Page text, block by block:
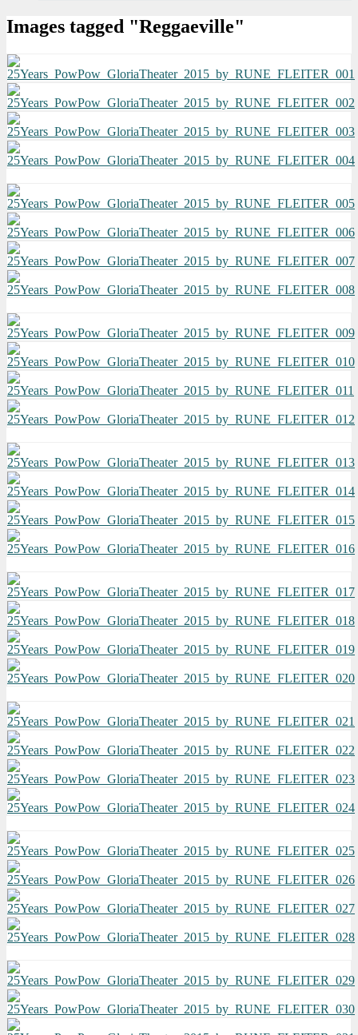
Images tagged "Reggaeville"